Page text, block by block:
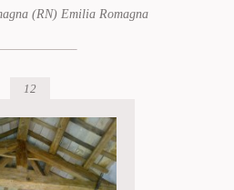
(RN) Emilia Romagna
12